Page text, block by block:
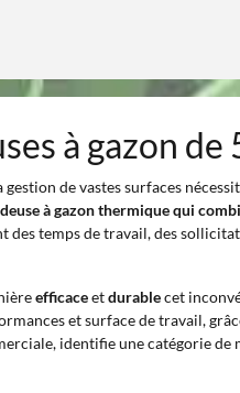
à gazon de
gestion de vastes surfaces
à gazon thermique qui
temps de travail, des
efficaceetdurablecet
et surface de travail,
identifie une catégorie